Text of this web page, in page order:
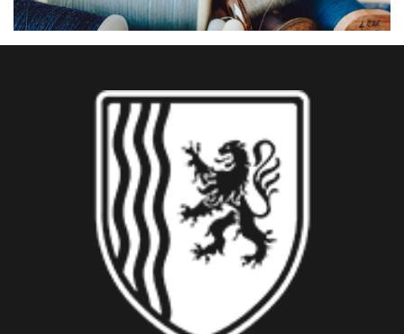
Tissage Mise au carton Atelier Cc Brindelaine